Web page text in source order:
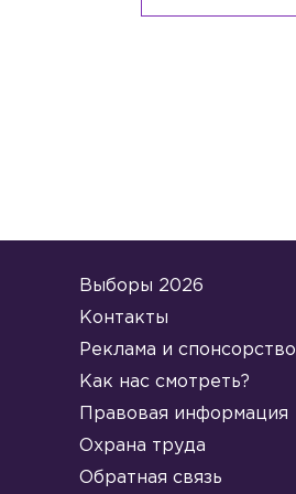
Выборы 2026
Контакты
Реклама и спонсорство
Как нас смотреть?
Правовая информация
Охрана труда
Обратная связь